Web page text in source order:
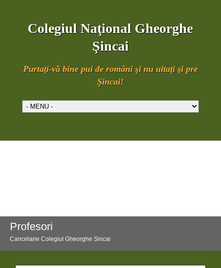
Colegiul Naţional Gheorghe
Şincai
Purtaţi-vă bine pui de români şi nu uitaţi şi pre
Şincai!
Profesori
Cancelarie Colegiul Gheorghe Sincai